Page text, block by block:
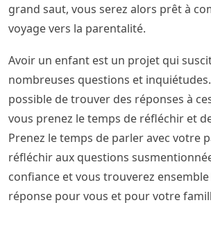
grand saut, vous serez alors prêt à
voyage vers la parentalité.
Avoir un enfant est un projet qui
nombreuses questions et
possible de trouver des réponses à
vous prenez le temps de réfléchir et
Prenez le temps de parler avec votre
réfléchir aux questions
confiance et vous trouverez
réponse pour vous et pour votre